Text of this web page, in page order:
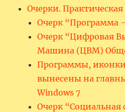
Очерки. Практическая
Очерк “Программа
Очерк “Цифровая
Машина (ЦВМ)
Программы,
вынесены на
Windows 7
Очерк “Социальная